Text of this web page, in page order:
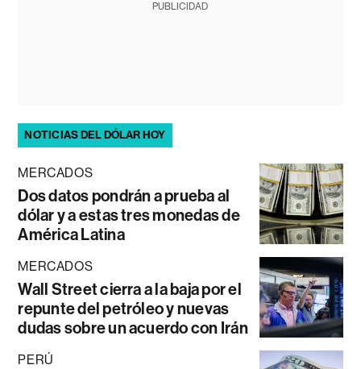
PUBLICIDAD
NOTICIAS DEL DÓLAR HOY
MERCADOS
Dos datos pondrán a prueba al
dólar y a estas tres monedas de
América Latina
MERCADOS
Wall Street cierra a la baja por el
repunte del petróleo y nuevas
dudas sobre un acuerdo con Irán
PERÚ